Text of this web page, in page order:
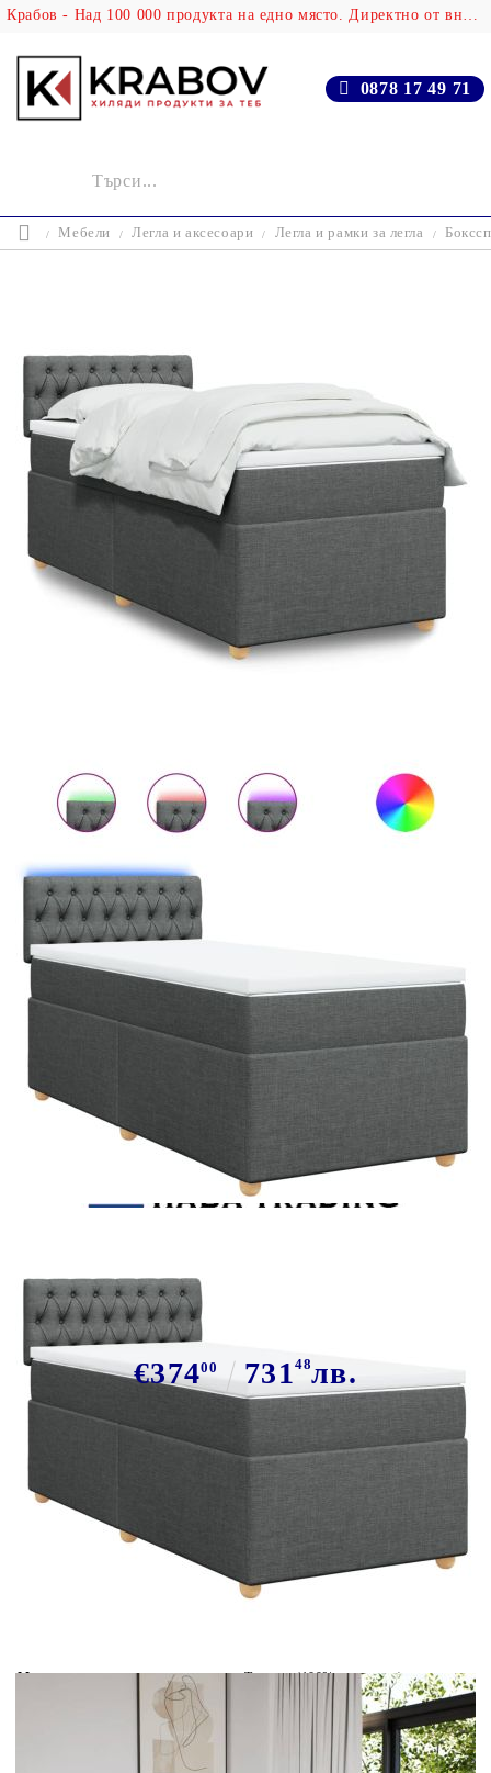
Крабов - Над 100 000 продукта на едно място. Директно от вносителя!
0878 17 49 71
Мебели Легла и аксесоари Легла и рамки за легла
тъмносиво, 100x200 см, плат
€37400 73148лв.
В наличност: 27 бр.
Безплатна доставка до адрес при плащане по банков път
Материал:
Текстил (100% полиестер)
100 x 200 x 5 см (Ш x Д x В)